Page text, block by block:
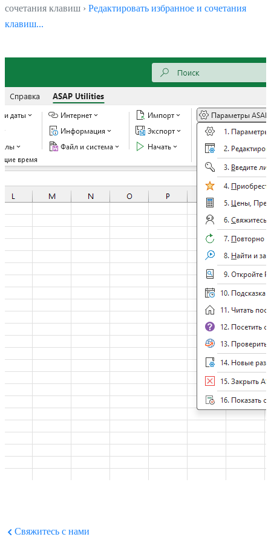
сочетания клавиш › Редактировать избранное и сочетания
клавиш...
Свяжитесь с нами